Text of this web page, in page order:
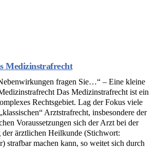
Medizinstrafrecht
fragen Sie…“ – Eine kleine
Das Medizinstrafrecht ist ein
Rechtsgebiet. Lag der Fokus viele
Arztstrafrecht, insbesondere der
Voraussetzungen sich der Arzt bei der
der ärztlichen Heilkunde (Stichwort:
strafbar machen kann, so weitet sich durch